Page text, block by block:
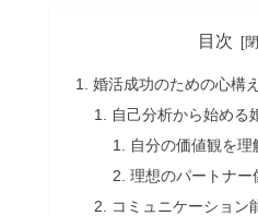
目次
婚活成功のための心構え
自己分析から始める
自分の価値観を理
理想のパートナー
コミュニケーション